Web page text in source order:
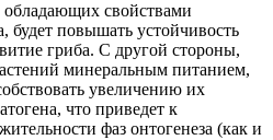
обладающих свойствами
будет повышать устойчивость
гриба. С другой стороны,
минеральным питанием,
увеличению их
что приведет к
фаз онтогенеза (как и